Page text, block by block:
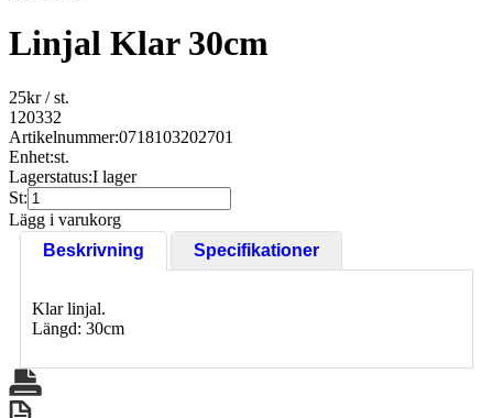
Linjal Klar 30cm
25kr/ st.
120332
Artikelnummer:0718103202701
Enhet:st.
Lagerstatus:I lager
St:
Lägg i varukorg
Beskrivning
Specifikationer
Klar linjal.
Längd: 30cm